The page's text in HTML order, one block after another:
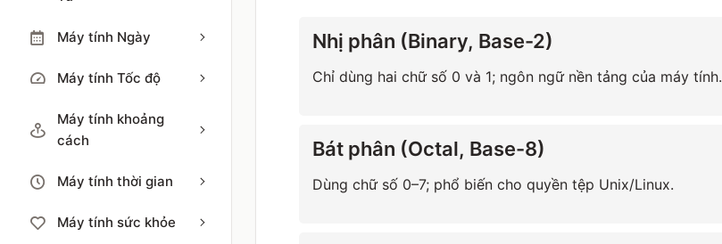
Máy tính Ngày
Máy tính Tốc độ
Máy tính khoảng
cách
Máy tính thời gian
Máy tính sức khỏe
Nhị phân (Binary, Base-2)
Chỉ dùng hai chữ số 0 và 1; ngôn ngữ nền tảng của máy tính.
Bát phân (Octal, Base-8)
Dùng chữ số 0–7; phổ biến cho quyền tệp Unix/Linux.